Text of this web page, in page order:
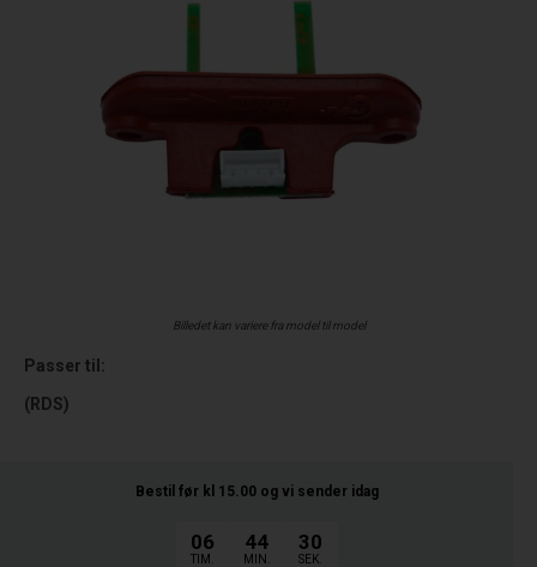
Billedet kan variere fra model til model
Passer til:
(RDS)
Bestil før kl 15.00 og vi sender idag
06
TIM.
44
MIN.
29
SEK.